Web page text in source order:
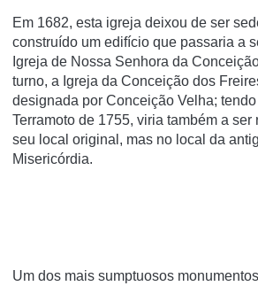
Em 1682, esta igreja deixou de ser
construído um edifício que passaria a
Igreja de Nossa Senhora da
turno, a Igreja da Conceição dos
designada por Conceição Velha;
Terramoto de 1755, viria também a
seu local original, mas no local da
Misericórdia.
Um dos mais sumptuosos